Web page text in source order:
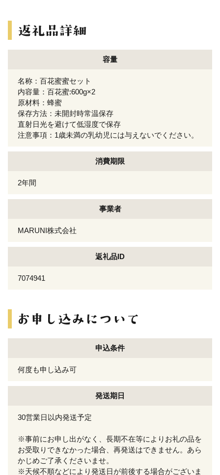
容量
名称：百花蜜蜜セット
内容量：百花蜜:600g×2
原材料：蜂蜜
保存方法：未開封時常温保存
直射日光を避けて低湿度で保存
注意事項：1歳未満の乳幼児には与えないでください。
消費期限
2年間
事業者
MARUNI株式会社
返礼品ID
7074941
申込条件
何度も申し込み可
発送期日
30営業日以内発送予定
※事前にお申し出がなく、長期不在等によりお礼の品を
お受取りできなかった場合、再発送はできません。あら
かじめご了承くださいませ。
※天候不順などにより発送日が前後する場合がございま